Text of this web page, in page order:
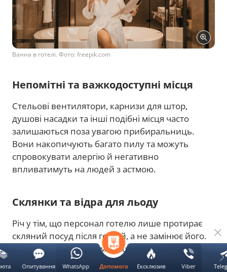
Ванна в готелі. Фото: freepik.com
Непомітні та важкодоступні місця
Стельові вентилятори, карнизи для штор,
душові насадки та інші подібні місця часто
залишаються поза увагою прибиральниць.
Вони накопичують багато пилу та можуть
спровокувати алергію й негативно
впливатимуть на людей з астмою.
Склянки та відра для льоду
Річ у тім, що персонал готелю лише протирає
скляний посуд після гостей, а не замінює його.
Перед використанням краще заливати їх
окропом. Відерце для льоду також є
Допомога Ексклюзив Viber
Опитування WhatsApp